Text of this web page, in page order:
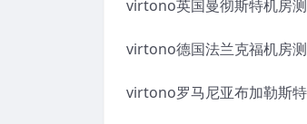
virtono英国曼彻斯特机房
virtono德国法兰克福机房
virtono罗马尼亚布加勒斯